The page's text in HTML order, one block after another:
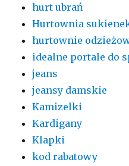
hurt ubrań
Hurtownia
hurtownie
idealne portale do
jeans
jeansy damskie
Kamizelki
Kardigany
Klapki
kod rabatowy